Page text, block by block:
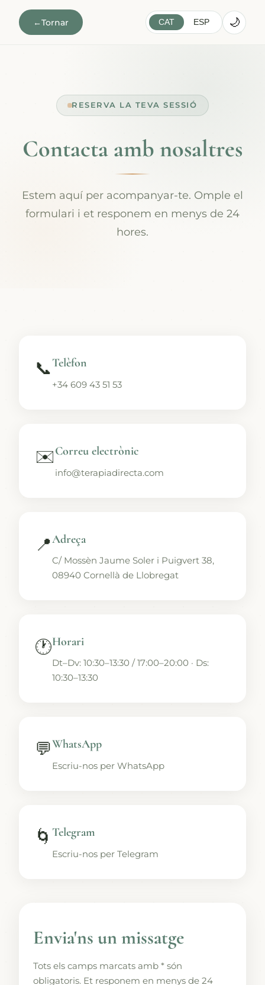
←Tornar CAT ESP 🌙
RESERVA LA TEVA SESSIÓ
Contacta amb nosaltres
Estem aquí per acompanyar-te. Omple el
formulari i et responem en menys de 24
hores.
📞Telèfon
+34 609 43 51 53
✉️Correu electrònic
info@terapiadirecta.com
📍Adreça
C/ Mossèn Jaume Soler i Puigvert 38,
08940 Cornellà de Llobregat
🕐Horari
Dt–Dv: 10:30–13:30 / 17:00–20:00 · Ds:
10:30–13:30
💬WhatsApp
Escriu-nos per WhatsApp
🌀 Telegram
Escriu-nos per Telegram
Envia'ns un missatge
Tots els camps marcats amb * són
obligatoris. Et responem en menys de 24